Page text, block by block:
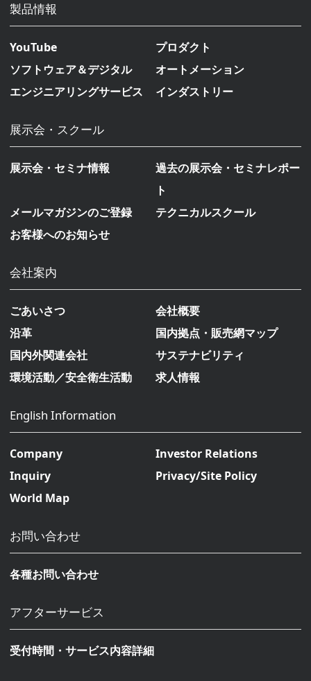
製品情報
YouTube
プロダクト
ソフトウェア＆デジタル
オートメーション
エンジニアリングサービス
インダストリー
展示会・スクール
展示会・セミナ情報
過去の展示会・セミナレポー
ト
メールマガジンのご登録
テクニカルスクール
お客様へのお知らせ
会社案内
ごあいさつ
会社概要
沿革
国内拠点・販売網マップ
国内外関連会社
サステナビリティ
環境活動／安全衛生活動
求人情報
English Information
Company
Investor Relations
Inquiry
Privacy/Site Policy
World Map
お問い合わせ
各種お問い合わせ
アフターサービス
受付時間・サービス内容詳細